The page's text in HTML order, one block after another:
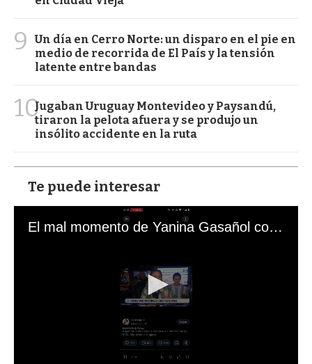
9
Un día en Cerro Norte: un disparo en el pie en
medio de recorrida de El País y la tensión
latente entre bandas
10Jugaban Uruguay Montevideo y Paysandú,
tiraron la pelota afuera y se produjo un
insólito accidente en la ruta
Te puede interesar
El mal momento de Yanina Gasañol con un hincha argentino en "Subrayado"